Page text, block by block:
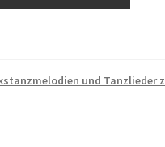
und Tanzlieder